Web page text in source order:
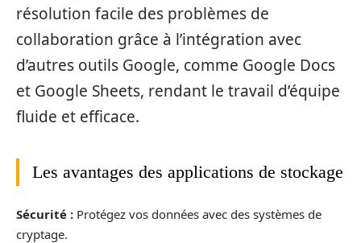
résolution facile des problèmes de
collaboration grâce à l’intégration avec
d’autres outils Google, comme Google Docs
et Google Sheets, rendant le travail d’équipe
fluide et efficace.
Les avantages des applications de stockage
Sécurité : Protégez vos données avec des systèmes de
cryptage.